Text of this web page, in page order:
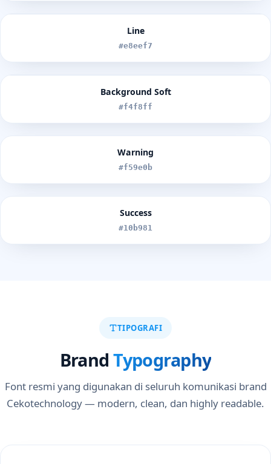
Line
#e8eef7
Background Soft
#f4f8ff
Warning
#f59e0b
Success
#10b981
TIPOGRAFI
BrandTypography
Font resmi yang digunakan di seluruh komunikasi brand
Cekotechnology — modern, clean, dan highly readable.